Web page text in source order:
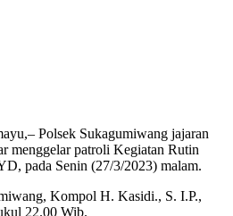
Polsek Sukagumiwang jajaran
menggelar patroli Kegiatan Rutin
pada Senin (27/3/2023) malam.
Kompol H. Kasidi., S. I.P.,
22.00 Wib.